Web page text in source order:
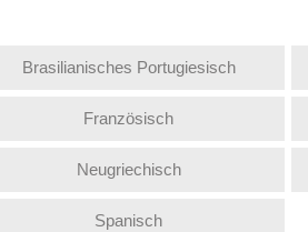
Brasilianisches Portugiesisch
Französisch
Neugriechisch
Spanisch